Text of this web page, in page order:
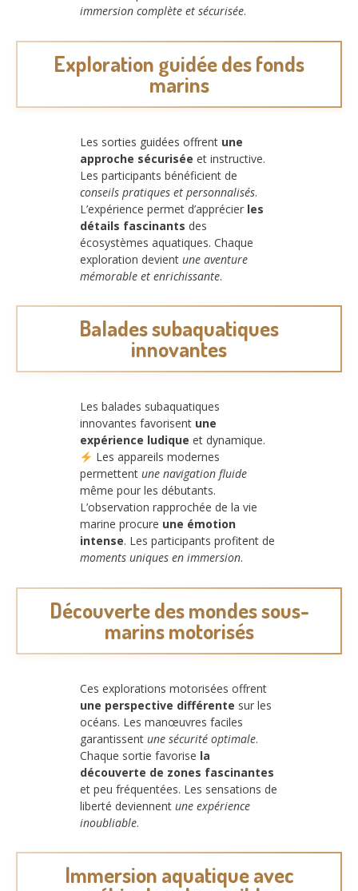
immersion complète et sécurisée.
Exploration guidée des fonds
marins
Les sorties guidées offrent une
approche sécurisée et instructive.
Les participants bénéficient de
conseils pratiques et personnalisés.
L’expérience permet d’apprécier les
détails fascinants des
écosystèmes aquatiques. Chaque
exploration devient une aventure
mémorable et enrichissante.
Balades subaquatiques
innovantes
Les balades subaquatiques
innovantes favorisent une
expérience ludique et dynamique.
Les appareils modernes
permettent une navigation fluide
même pour les débutants.
L’observation rapprochée de la vie
marine procure une émotion
intense. Les participants profitent de
moments uniques en immersion.
Découverte des mondes sous-
marins motorisés
Ces explorations motorisées offrent
une perspective différente sur les
océans. Les manœuvres faciles
garantissent une sécurité optimale.
Chaque sortie favorise la
découverte de zones fascinantes
et peu fréquentées. Les sensations de
liberté deviennent une expérience
inoubliable.
Immersion aquatique avec